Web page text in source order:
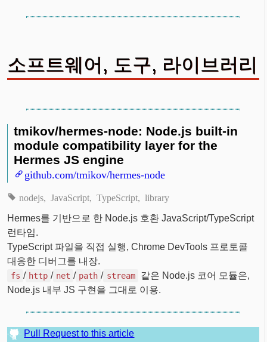
소프트웨어, 도구, 라이브러리
tmikov/hermes-node: Node.js built-in
module compatibility layer for the
Hermes JS engine
github.com/tmikov/hermes-node
nodejs JavaScript TypeScript library
Hermes를 기반으로 한 Node.js 호환 JavaScript/TypeScript
런타임.
TypeScript 파일을 직접 실행, Chrome DevTools 프로토콜
대응한 디버그를 내장.
fs / http / net / path / stream
같은 Node.js 코어 모듈은,
Node.js 내부 JS 구현을 그대로 이용.
Pull Request to this article